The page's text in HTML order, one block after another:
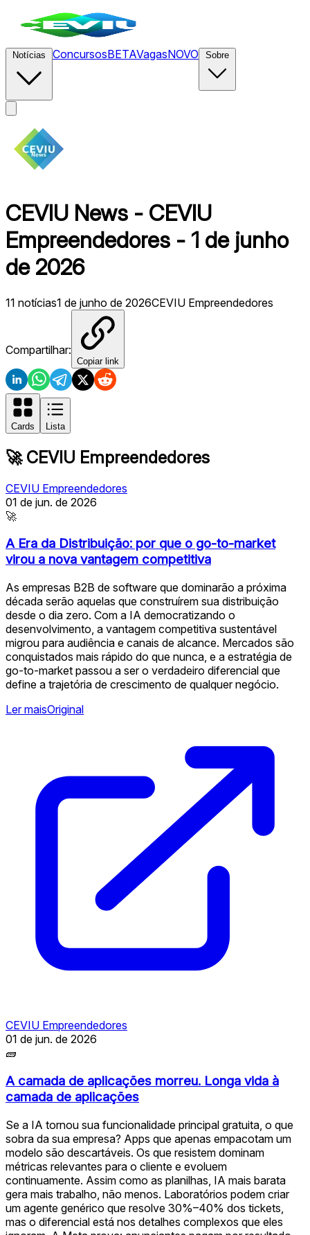
ConcursosBETAVagasNOVO
CEVIU News - CEVIU
Empreendedores - 1 de junho
de 2026
11 notícias1 de junho de 2026CEVIU Empreendedores
Compartilhar:
Copiar link
Cards Lista
🚀 CEVIU Empreendedores
CEVIU Empreendedores
01 de jun. de 2026
🚀
A Era da Distribuição: por que o go-to-market
virou a nova vantagem competitiva
As empresas B2B de software que dominarão a próxima
década serão aquelas que construírem sua distribuição
desde o dia zero. Com a IA democratizando o
desenvolvimento, a vantagem competitiva sustentável
migrou para audiência e canais de alcance. Mercados são
conquistados mais rápido do que nunca, e a estratégia de
go-to-market passou a ser o verdadeiro diferencial que
define a trajetória de crescimento de qualquer negócio.
Ler maisOriginal
CEVIU Empreendedores
01 de jun. de 2026
🧱
A camada de aplicações morreu. Longa vida à
camada de aplicações
Se a IA tornou sua funcionalidade principal gratuita, o que
sobra da sua empresa? Apps que apenas empacotam um
modelo são descartáveis. Os que resistem dominam
métricas relevantes para o cliente e evoluem
continuamente. Assim como as planilhas, IA mais barata
gera mais trabalho, não menos. Laboratórios podem criar
um agente genérico que resolve 30%–40% dos tickets,
mas o diferencial está nos detalhes complexos que eles